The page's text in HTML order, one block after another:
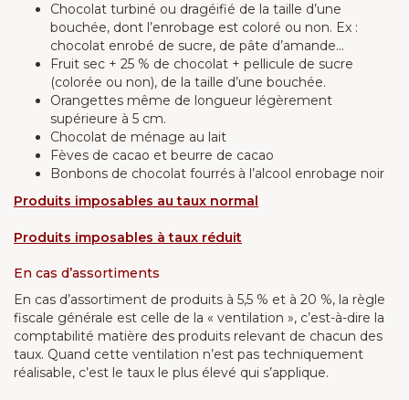
Chocolat turbiné ou dragéifié de la taille d’une
bouchée, dont l’enrobage est coloré ou non. Ex :
chocolat enrobé de sucre, de pâte d’amande…
Fruit sec + 25 % de chocolat + pellicule de sucre
(colorée ou non), de la taille d’une bouchée.
Orangettes même de longueur légèrement
supérieure à 5 cm.
Chocolat de ménage au lait
Fèves de cacao et beurre de cacao
Bonbons de chocolat fourrés à l’alcool enrobage noir
Produits imposables au taux normal
Produits imposables à taux réduit
En cas d’assortiments
En cas d’assortiment de produits à 5,5 % et à 20 %, la règle
fiscale générale est celle de la « ventilation », c’est-à-dire la
comptabilité matière des produits relevant de chacun des
taux. Quand cette ventilation n’est pas techniquement
réalisable, c’est le taux le plus élevé qui s’applique.